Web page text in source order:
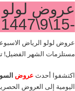
-15\9\1447 رمضان وأهله
عروض لولو الرياض الاسبوعية 4 مارس 2026 -15\9\1447 رمضان وأهله ,
مستلزمات الشهر الفضيل!
اكتشفوا أحدث عروض
اليومية إلى العروض